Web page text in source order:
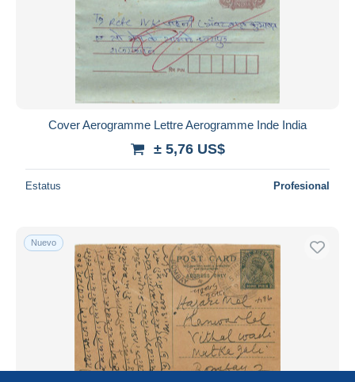
Cover Aerogramme Lettre Aerogramme Inde India
± 5,76 US$
Estatus Profesional
Nuevo